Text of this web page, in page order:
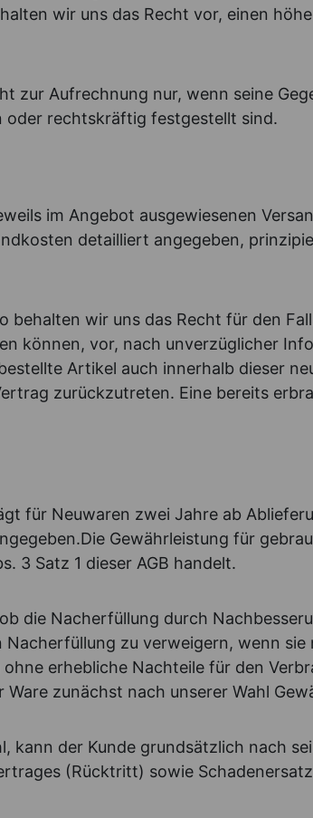
wir uns das Recht vor, einen
zur Aufrechnung nur, wenn seine
oder rechtskräftig festgestellt sind.
im Angebot ausgewiesenen
detailliert angegeben,
behalten wir uns das Recht für den
können, vor, nach unverzüglicher
Artikel auch innerhalb dieser
zurückzutreten. Eine bereits
für Neuwaren zwei Jahre ab
Gewährleistung für
3 Satz 1 dieser AGB handelt.
die Nacherfüllung durch
zu verweigern, wenn
erhebliche Nachteile für den
zunächst nach unserer Wahl
kann der Kunde grundsätzlich nach
(Rücktritt) sowie